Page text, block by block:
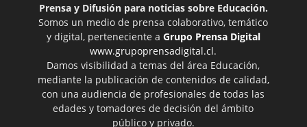
Prensa y Difusión para noticias sobre Educación.
Somos un medio de prensa colaborativo, temático
y digital, perteneciente a Grupo Prensa Digital
www.grupoprensadigital.cl.
Damos visibilidad a temas del área Educación,
mediante la publicación de contenidos de calidad,
con una audiencia de profesionales de todas las
edades y tomadores de decisión del ámbito
público y privado.